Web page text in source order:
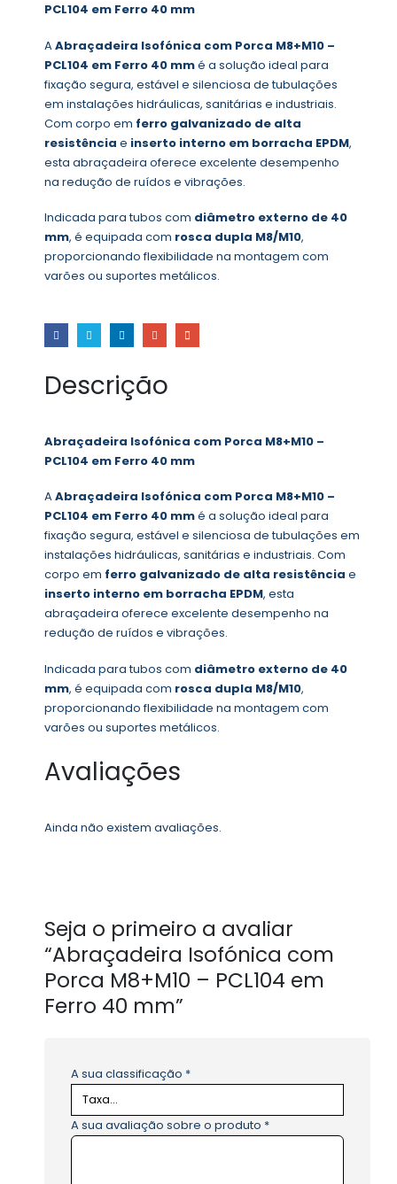
PCL104 em Ferro 40 mm
AAbraçadeira Isofónica com Porca M8+M10 –
PCL104 em Ferro 40 mmé a solução ideal para
fixação segura, estável e silenciosa de tubulações
em instalações hidráulicas, sanitárias e industriais.
Com corpo em ferro galvanizado de alta
resistência e inserto interno em borracha EPDM,
esta abraçadeira oferece excelente desempenho
na redução de ruídos e vibrações.
Indicada para tubos com diâmetro externo de 40
mm, é equipada com rosca dupla M8/M10,
proporcionando flexibilidade na montagem com
varões ou suportes metálicos.
Descrição
Abraçadeira Isofónica com Porca M8+M10 –
PCL104 em Ferro 40 mm
AAbraçadeira Isofónica com Porca M8+M10 –
PCL104 em Ferro 40 mmé a solução ideal para
fixação segura, estável e silenciosa de tubulações em
instalações hidráulicas, sanitárias e industriais. Com
corpo em ferro galvanizado de alta resistência e
inserto interno em borracha EPDM, esta
abraçadeira oferece excelente desempenho na
redução de ruídos e vibrações.
Indicada para tubos com diâmetro externo de 40
mm, é equipada com rosca dupla M8/M10,
proporcionando flexibilidade na montagem com
varões ou suportes metálicos.
Avaliações
Ainda não existem avaliações.
Seja o primeiro a avaliar
“Abraçadeira Isofónica com
Porca M8+M10 – PCL104 em
Ferro 40 mm”
A sua classificação *
A sua avaliação sobre o produto *